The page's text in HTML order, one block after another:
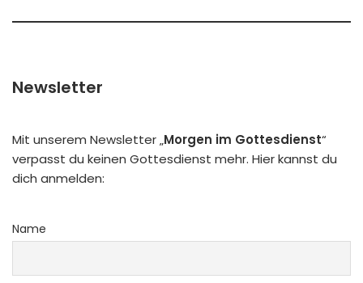
Newsletter
Mit unserem Newsletter „Morgen im Gottesdienst“
verpasst du keinen Gottesdienst mehr. Hier kannst du
dich anmelden:
Name